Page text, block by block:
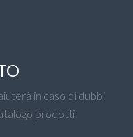
in caso di dubbi
prodotti.